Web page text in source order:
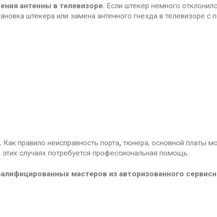
антенны в телевизоре. Если штекер немного
штекера или замена антенного гнезда в телевизоре
Как правило неисправность порта,тюнера, основной платы
случаях потребуется профессиональная помощь.
мастеров из авторизованного